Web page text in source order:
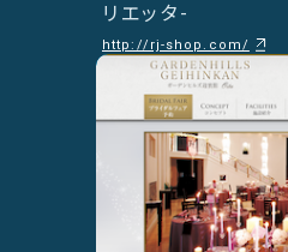
リエッタ-
http://rj-shop.com/